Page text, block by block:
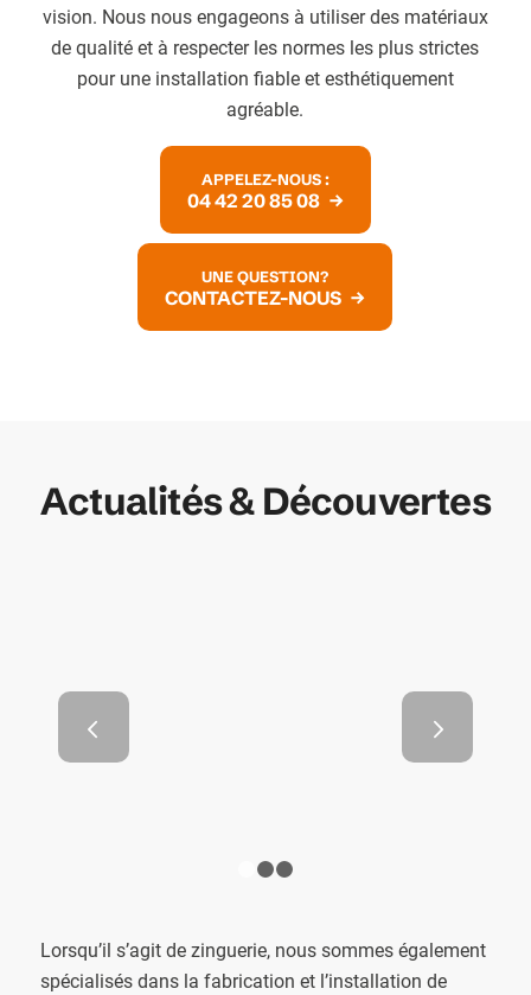
vision. Nous nous engageons à utiliser des matériaux
de qualité et à respecter les normes les plus strictes
pour une installation fiable et esthétiquement
agréable.
APPELEZ-NOUS :
04 42 20 85 08
UNE QUESTION?
CONTACTEZ-NOUS
Actualités & Découvertes
Les propriétés écologiques
Lorsqu’il s’agit de zinguerie, nous sommes également
spécialisés dans la fabrication et l’installation de